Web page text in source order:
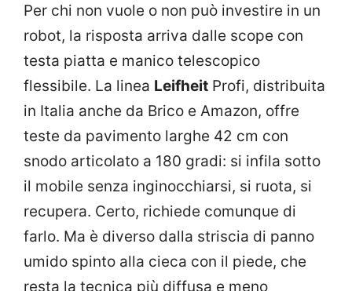
Per chi non vuole o non può investire in un
robot, la risposta arriva dalle scope con
testa piatta e manico telescopico
flessibile. La linea Leifheit Profi, distribuita
in Italia anche da Brico e Amazon, offre
teste da pavimento larghe 42 cm con
snodo articolato a 180 gradi: si infila sotto
il mobile senza inginocchiarsi, si ruota, si
recupera. Certo, richiede comunque di
farlo. Ma è diverso dalla striscia di panno
umido spinto alla cieca con il piede, che
resta la tecnica più diffusa e meno